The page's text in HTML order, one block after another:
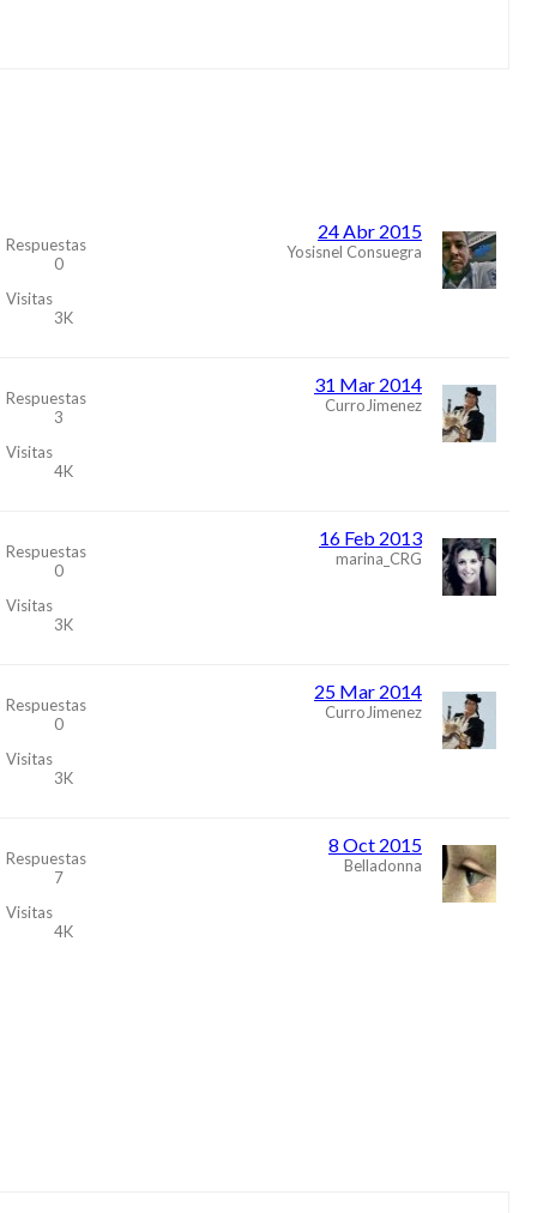
Respuestas
0
Visitas
3K
24 Abr 2015
Yosisnel Consuegra
Respuestas
3
Visitas
4K
31 Mar 2014
CurroJimenez
Respuestas
0
Visitas
3K
16 Feb 2013
marina_CRG
Respuestas
0
Visitas
3K
25 Mar 2014
CurroJimenez
Respuestas
7
Visitas
4K
8 Oct 2015
Belladonna